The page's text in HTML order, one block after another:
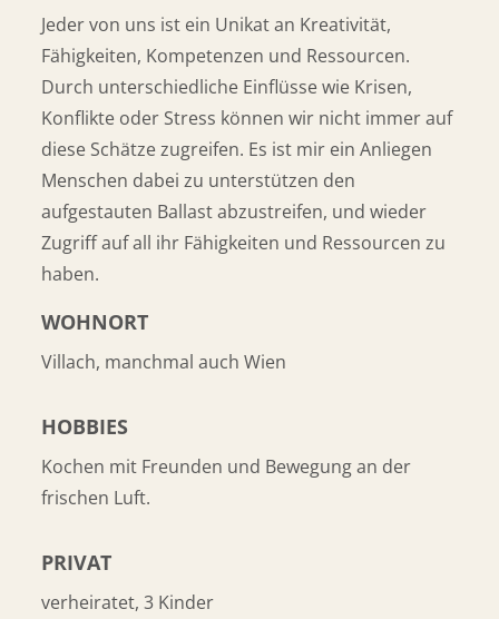
Jeder von uns ist ein Unikat an Kreativität,
Fähigkeiten, Kompetenzen und Ressourcen.
Durch unterschiedliche Einflüsse wie Krisen,
Konflikte oder Stress können wir nicht immer auf
diese Schätze zugreifen. Es ist mir ein Anliegen
Menschen dabei zu unterstützen den
aufgestauten Ballast abzustreifen, und wieder
Zugriff auf all ihr Fähigkeiten und Ressourcen zu
haben.
WOHNORT
Villach, manchmal auch Wien
HOBBIES
Kochen mit Freunden und Bewegung an der
frischen Luft.
PRIVAT
verheiratet, 3 Kinder